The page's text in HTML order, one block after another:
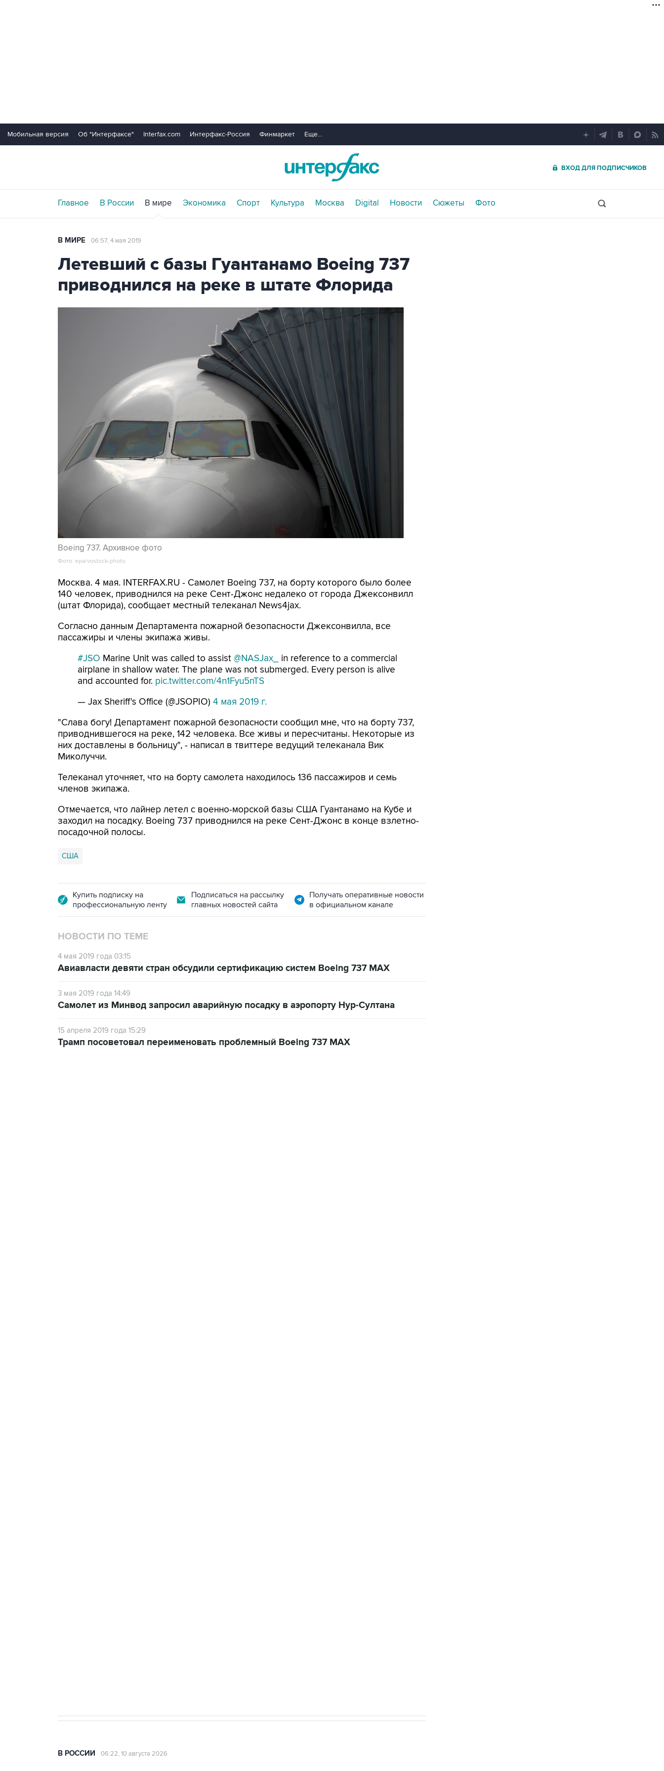
Мобильная версия Об "Интерфаксе" Interfax.com Интерфакс-Россия Финмаркет Еще...
ВХОД ДЛЯ ПОДПИСЧИКОВ
Главное В России В мире Экономика Спорт Культура Москва Digital Новости Сюжеты Фото
В МИРЕ 06:57, 4 мая 2019
Летевший с базы Гуантанамо Boeing 737
приводнился на реке в штате Флорида
Boeing 737. Архивное фото
Фото: epa/vostock-photo
Москва. 4 мая. INTERFAX.RU - Самолет Boeing 737, на борту которого было более
140 человек, приводнился на реке Сент-Джонс недалеко от города Джексонвилл
(штат Флорида), сообщает местный телеканал News4jax.
Согласно данным Департамента пожарной безопасности Джексонвилла, все
пассажиры и члены экипажа живы.
#JSO Marine Unit was called to assist @NASJax_
in reference to a commercial
airplane in shallow water. The plane was not submerged. Every person is alive
and accounted for. pic.twitter.com/4n1Fyu5nTS
— Jax Sheriff's Office (@JSOPIO) 4 мая 2019 г.
"Слава богу! Департамент пожарной безопасности сообщил мне, что на борту 737,
приводнившегося на реке, 142 человека. Все живы и пересчитаны. Некоторые из
них доставлены в больницу", - написал в твиттере ведущий телеканала Вик
Миколуччи.
Телеканал уточняет, что на борту самолета находилось 136 пассажиров и семь
членов экипажа.
Отмечается, что лайнер летел с военно-морской базы США Гуантанамо на Кубе и
заходил на посадку. Boeing 737 приводнился на реке Сент-Джонс в конце взлетно-
посадочной полосы.
США
Купить подписку на
профессиональную ленту
Подписаться на рассылку
главных новостей сайта
Получать оперативные новости
в официальном канале
НОВОСТИ ПО ТЕМЕ
4 мая 2019 года 03:15
Авиавласти девяти стран обсудили сертификацию систем Boeing 737 MAX
3 мая 2019 года 14:49
Самолет из Минвод запросил аварийную посадку в аэропорту Нур-Султана
15 апреля 2019 года 15:29
Трамп посоветовал переименовать проблемный Boeing 737 MAX
В РОССИИ 06:22, 10 августа 2026